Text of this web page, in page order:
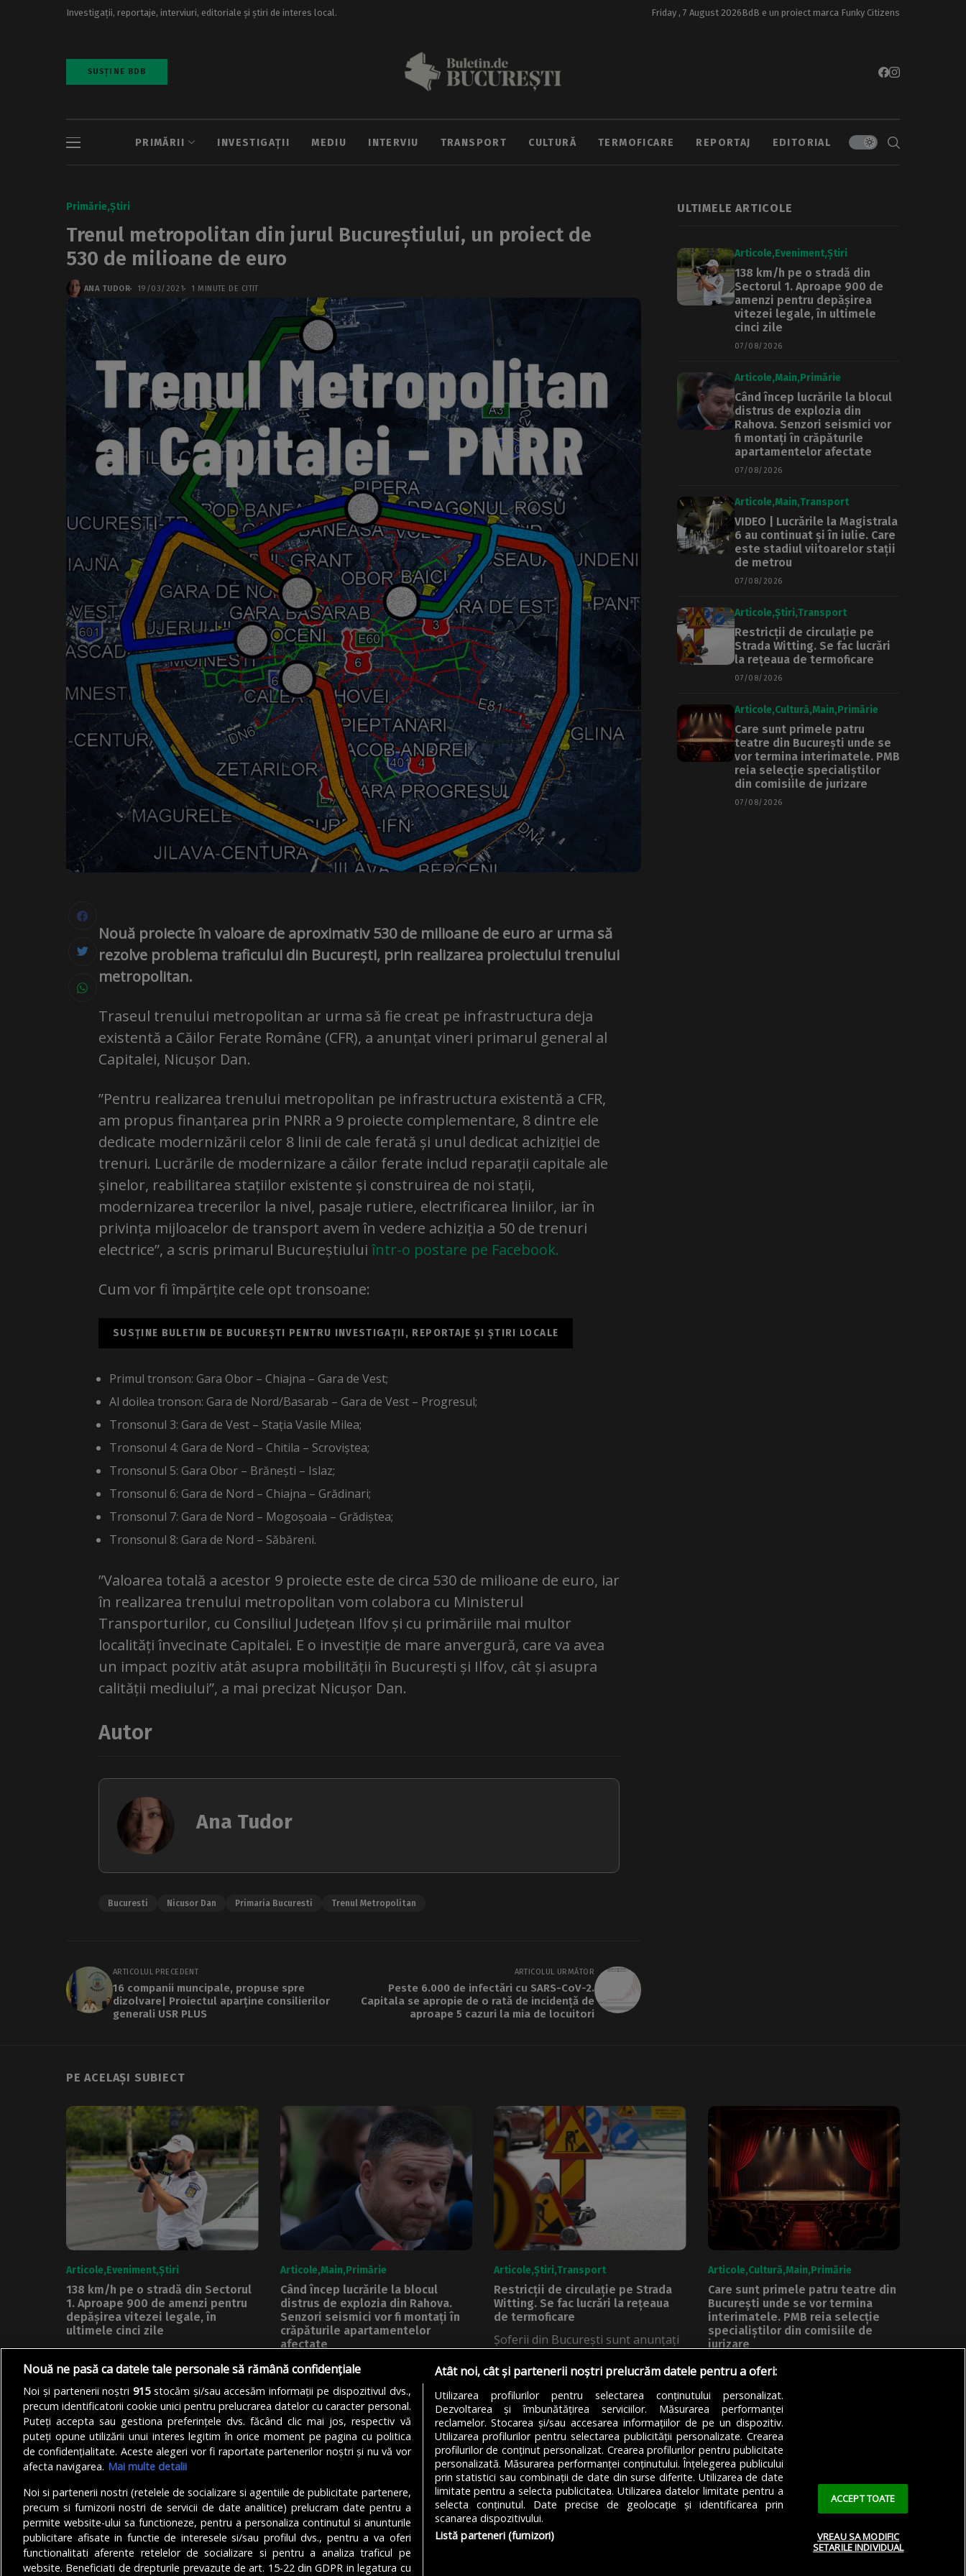
Investigații, reportaje, interviuri, editoriale și știri de interes local. Friday , 7 August 2026BdB e un proiect marca Funky Citizens
SUSȚINE BDB
PRIMĂRII INVESTIGAȚII MEDIU INTERVIU TRANSPORT CULTURĂ TERMOFICARE REPORTAJ EDITORIAL
Primărie Știri
Trenul metropolitan din jurul Bucureștiului, un proiect de
530 de milioane de euro
ANA TUDOR 19/03/2021 1 MINUTE DE CITIT
Nouă proiecte în valoare de aproximativ 530 de milioane de euro ar urma să
rezolve problema traficului din București, prin realizarea proiectului trenului
metropolitan.
Traseul trenului metropolitan ar urma să fie creat pe infrastructura deja
existentă a Căilor Ferate Române (CFR), a anunțat vineri primarul general al
Capitalei, Nicușor Dan.
”Pentru realizarea trenului metropolitan pe infrastructura existentă a CFR,
am propus finanțarea prin PNRR a 9 proiecte complementare, 8 dintre ele
dedicate modernizării celor 8 linii de cale ferată și unul dedicat achiziției de
trenuri. Lucrările de modernizare a căilor ferate includ reparații capitale ale
șinelor, reabilitarea stațiilor existente și construirea de noi stații,
modernizarea trecerilor la nivel, pasaje rutiere, electrificarea liniilor, iar în
privința mijloacelor de transport avem în vedere achiziția a 50 de trenuri
electrice”, a scris primarul Bucureștiului într-o postare pe Facebook.
Cum vor fi împărțite cele opt tronsoane:
SUSȚINE BULETIN DE BUCUREȘTI PENTRU INVESTIGAȚII, REPORTAJE ȘI ȘTIRI LOCALE
Primul tronson: Gara Obor – Chiajna – Gara de Vest;
Al doilea tronson: Gara de Nord/Basarab – Gara de Vest – Progresul;
Tronsonul 3: Gara de Vest – Stația Vasile Milea;
Tronsonul 4: Gara de Nord – Chitila – Scroviștea;
Tronsonul 5: Gara Obor – Brănești – Islaz;
Tronsonul 6: Gara de Nord – Chiajna – Grădinari;
Tronsonul 7: Gara de Nord – Mogoșoaia – Grădiștea;
Tronsonul 8: Gara de Nord – Săbăreni.
”Valoarea totală a acestor 9 proiecte este de circa 530 de milioane de euro, iar
în realizarea trenului metropolitan vom colabora cu Ministerul
Transporturilor, cu Consiliul Județean Ilfov și cu primăriile mai multor
localități învecinate Capitalei. E o investiție de mare anvergură, care va avea
un impact pozitiv atât asupra mobilității în București și Ilfov, cât și asupra
calității mediului”, a mai precizat Nicușor Dan.
Autor
Ana Tudor
Bucuresti Nicusor Dan Primaria Bucuresti Trenul Metropolitan
ARTICOLUL PRECEDENT
16 companii muncipale, propuse spre
dizolvare| Proiectul aparține consilierilor
generali USR PLUS
ARTICOLUL URMĂTOR
Peste 6.000 de infectări cu SARS-CoV-2.
Capitala se apropie de o rată de incidență de
aproape 5 cazuri la mia de locuitori
ULTIMELE ARTICOLE
Articole Eveniment Știri
138 km/h pe o stradă din
Sectorul 1. Aproape 900 de
amenzi pentru depășirea
vitezei legale, în ultimele
cinci zile
07/08/2026
Articole Main Primărie
Când încep lucrările la blocul
distrus de explozia din
Rahova. Senzori seismici vor
fi montați în crăpăturile
apartamentelor afectate
07/08/2026
Articole Main Transport
VIDEO | Lucrările la Magistrala
6 au continuat și în iulie. Care
este stadiul viitoarelor stații
de metrou
07/08/2026
Articole Știri Transport
Restricții de circulație pe
Strada Witting. Se fac lucrări
la rețeaua de termoficare
07/08/2026
Articole Cultură Main Primărie
Care sunt primele patru
teatre din București unde se
vor termina interimatele. PMB
reia selecție specialiștilor
din comisiile de jurizare
07/08/2026
PE ACELAȘI SUBIECT
Articole Eveniment Știri
138 km/h pe o stradă din Sectorul
1. Aproape 900 de amenzi pentru
depășirea vitezei legale, în
ultimele cinci zile
Un motociclist din București a fost
prins de polițiști, în seara de...
DEDENIZ GARGULI 07/08/2026
Articole Main Primărie
Când încep lucrările la blocul
distrus de explozia din Rahova.
Senzori seismici vor fi montați în
crăpăturile apartamentelor
afectate
Lucrările de punere în siguranță a
blocului din Rahova, distrus în
urma...
DEALEXANDRU STAN 07/08/2026
Articole Știri Transport
Restricții de circulație pe Strada
Witting. Se fac lucrări la rețeaua
de termoficare
Șoferii din București sunt anunțați
DEDENIZ GARGULI 07/08/2026
Articole Cultură Main Primărie
Care sunt primele patru teatre din
București unde se vor termina
interimatele. PMB reia selecție
specialiștilor din comisiile de
jurizare
A început o nouă procedură de
DE DENIZ GARGULI
MODIFICĂ SETĂRILE COOKIES
© Copyright 2025 - Buletin de București.
Găzduit dePresslabs.com. Powered by TRS Design.
Nouă ne pasă ca datele tale personale să rămână confidențiale
Noi și partenerii noștri915stocăm și/sau accesăm informații pe dispozitivul dvs.,
precum identificatorii cookie unici pentru prelucrarea datelor cu caracter personal.
Puteți accepta sau gestiona preferințele dvs. făcând clic mai jos, respectiv vă
puteți opune utilizării unui interes legitim în orice moment pe pagina cu politica
de confidențialitate. Aceste alegeri vor fi raportate partenerilor noștri și nu vă vor
afecta navigarea. Mai multe detalii
Noi si partenerii nostri (retelele de socializare si agentiile de publicitate partenere,
precum si furnizorii nostri de servicii de date analitice) prelucram date pentru a
permite website-ului sa functioneze, pentru a personaliza continutul si anunturile
publicitare afisate in functie de interesele si/sau profilul dvs., pentru a va oferi
functionalitati aferente retelelor de socializare si pentru a analiza traficul pe
website. Beneficiati de drepturile prevazute de art. 15-22 din GDPR in legatura cu
Atât noi, cât și partenerii noștri prelucrăm datele pentru a oferi:
Utilizarea profilurilor pentru selectarea conținutului personalizat.
Dezvoltarea și îmbunătățirea serviciilor. Măsurarea performanței
reclamelor. Stocarea și/sau accesarea informațiilor de pe un dispozitiv.
Utilizarea profilurilor pentru selectarea publicității personalizate. Crearea
profilurilor de conținut personalizat. Crearea profilurilor pentru publicitate
personalizată. Măsurarea performanței conținutului. Înțelegerea publicului
prin statistici sau combinații de date din surse diferite. Utilizarea de date
limitate pentru a selecta publicitatea. Utilizarea datelor limitate pentru a
selecta conținutul. Date precise de geolocație și identificarea prin
scanarea dispozitivului.
Listă parteneri (furnizori)
ACCEPT TOATE
VREAU SA MODIFIC
SETARILE INDIVIDUAL